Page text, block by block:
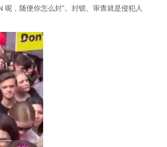
呢，随便你怎么封”。封锁、审查就是侵犯人